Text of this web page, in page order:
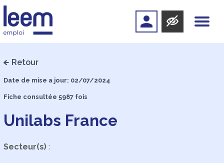
Retour
Date de mise a jour: 02/07/2024
Fiche consultée 5987 fois
Unilabs France
Secteur(s):